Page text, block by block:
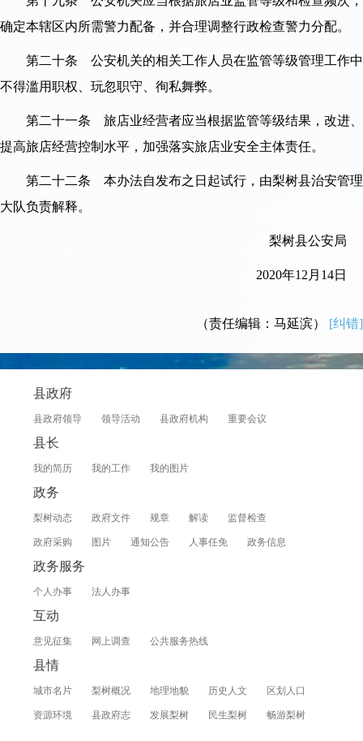
确定本辖区内所需警力配备，并合理调整行政检查警力分配。
第二十条 公安机关的相关工作人员在监管等级管理工作中
不得滥用职权、玩忽职守、徇私舞弊。
第二十一条 旅店业经营者应当根据监管等级结果，改进、
提高旅店经营控制水平，加强落实旅店业安全主体责任。
第二十二条 本办法自发布之日起试行，由梨树县治安管理
大队负责解释。
梨树县公安局
2020年12月14日
（责任编辑：马延滨） [纠错]
县政府
县政府领导 领导活动 县政府机构 重要会议
县长
我的简历 我的工作 我的图片
政务
梨树动态 政府文件 规章 解读 监督检查
政府采购 图片 通知公告 人事任免 政务信息
政务服务
个人办事 法人办事
互动
意见征集 网上调查 公共服务热线
县情
城市名片 梨树概况 地理地貌 历史人文 区划人口
资源环境 县政府志 发展梨树 民生梨树 畅游梨树